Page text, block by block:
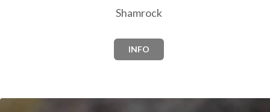
Shamrock
INFO